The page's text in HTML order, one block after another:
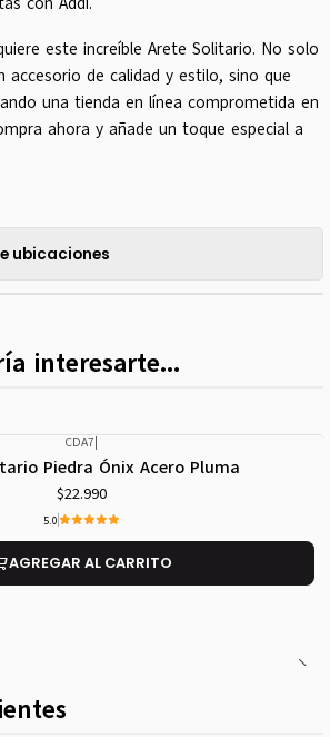
este increíble Arete Solitario. No solo
accesorio de calidad y estilo, sino que
una tienda en línea comprometida en
ahora y añade un toque especial a
ubicaciones
interesarte...
CDA7|
Piedra Ónix Acero Pluma
$22.990
5.0
AGREGAR AL CARRITO